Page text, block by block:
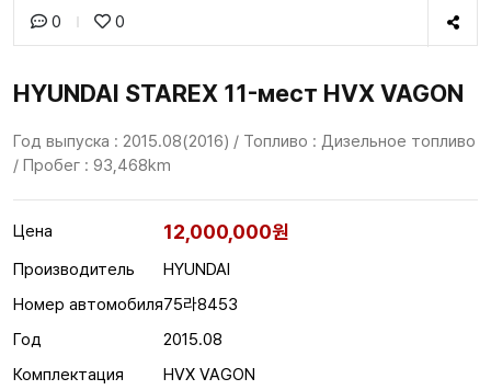
0 0
HYUNDAI STAREX 11-мест HVX VAGON
Год выпуска : 2015.08(2016) / Топливо : Дизельное топливо
/ Пробег : 93,468km
Цена 12,000,000원
Производитель
HYUNDAI
Номер автомобиля75라8453
Год
2015.08
Комплектация
HVX VAGON